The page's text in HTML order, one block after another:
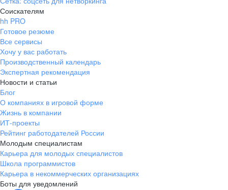
Соискателям
hh PRO
Готовое резюме
Все сервисы
Хочу у вас работать
Производственный календарь
Экспертная рекомендация
Новости и статьи
Блог
О компаниях в игровой форме
Жизнь в компании
ИТ-проекты
Рейтинг работодателей России
Молодым специалистам
Карьера для молодых специалистов
Школа программистов
Карьера в некоммерческих организациях
Боты для уведомлений